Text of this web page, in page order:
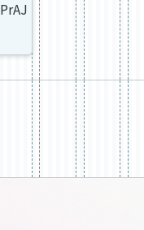
PrAJ